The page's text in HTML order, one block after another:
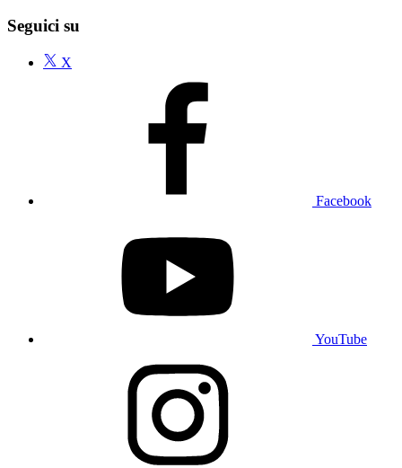
Seguici su
X
Facebook
YouTube